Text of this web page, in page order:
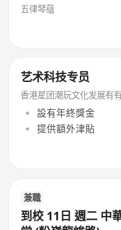
五律琴蘊
艺术科技专员
香港星团潮玩文化发展有
設有年終獎金
提供額外津貼
兼職
到校 11日 週二 中